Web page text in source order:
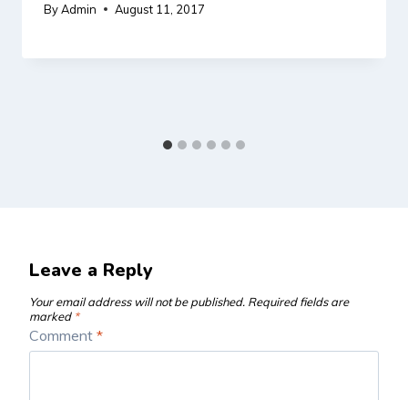
ByAdmin August 11, 2017
Leave a Reply
Your email address will not be published. Required fields are
marked *
Comment *